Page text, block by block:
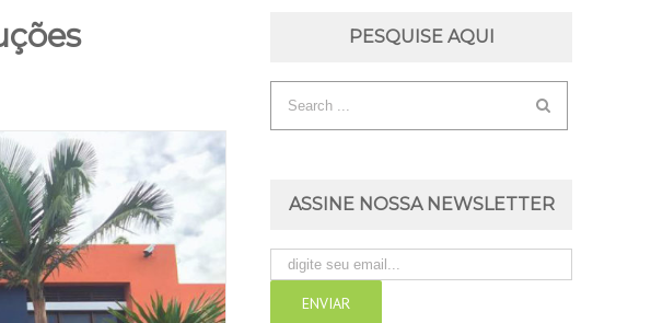
PESQUISE AQUI
ASSINE NOSSA NEWSLETTER